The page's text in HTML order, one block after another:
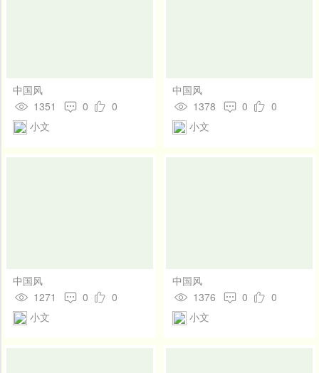
中国风
1351
0
0
小文
中国风
1378
0
0
小文
中国风
1271
0
0
小文
中国风
1376
0
0
小文